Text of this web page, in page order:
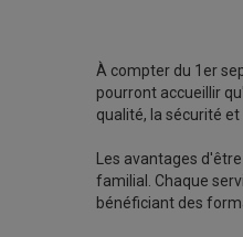
À compter du 1er
pourront accueillir
qualité, la sécurité
Les avantages
familial. Chaque
bénéficiant des